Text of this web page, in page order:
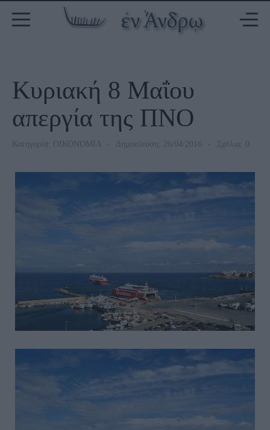
Κυριακή 8 Μαΐου
απεργία της ΠΝΟ
Κατηγορία: ΟΙΚΟΝΟΜΙΑ Δημοσίευση: 26/04/2016 Σχόλια: 0